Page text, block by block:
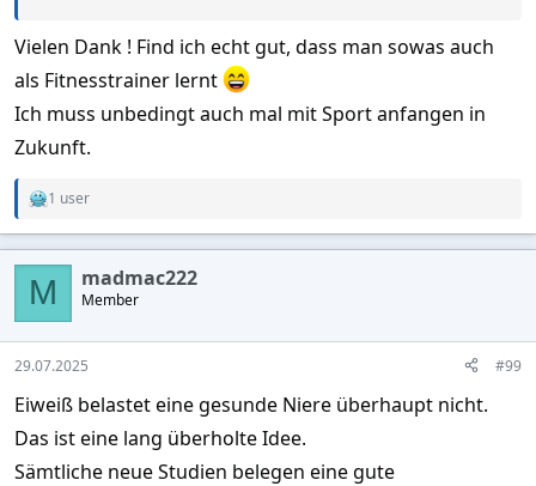
Vielen Dank ! Find ich echt gut, dass man sowas auch
als Fitnesstrainer lernt
Ich muss unbedingt auch mal mit Sport anfangen in
Zukunft.
R
c
t
o
n
s
:
1 user
M madmac222
Member
29.07.2025 #99
Eiweiß belastet eine gesunde Niere überhaupt nicht.
Das ist eine lang überholte Idee.
Sämtliche neue Studien belegen eine gute